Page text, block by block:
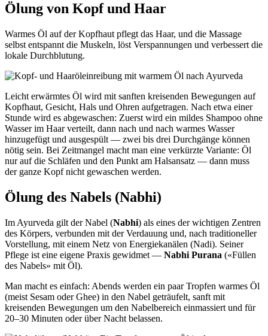
Ölung von Kopf und Haar
Warmes Öl auf der Kopfhaut pflegt das Haar, und die Massage
selbst entspannt die Muskeln, löst Verspannungen und verbessert die
lokale Durchblutung.
Leicht erwärmtes Öl wird mit sanften kreisenden Bewegungen auf
Kopfhaut, Gesicht, Hals und Ohren aufgetragen. Nach etwa einer
Stunde wird es abgewaschen: Zuerst wird ein mildes Shampoo ohne
Wasser im Haar verteilt, dann nach und nach warmes Wasser
hinzugefügt und ausgespült — zwei bis drei Durchgänge können
nötig sein. Bei Zeitmangel macht man eine verkürzte Variante: Öl
nur auf die Schläfen und den Punkt am Halsansatz — dann muss
der ganze Kopf nicht gewaschen werden.
Ölung des Nabels (Nabhi)
Im Ayurveda gilt der Nabel (Nabhi) als eines der wichtigen Zentren
des Körpers, verbunden mit der Verdauung und, nach traditioneller
Vorstellung, mit einem Netz von Energiekanälen (Nadi). Seiner
Pflege ist eine eigene Praxis gewidmet — Nabhi Purana («Füllen
des Nabels» mit Öl).
Man macht es einfach: Abends werden ein paar Tropfen warmes Öl
(meist Sesam oder Ghee) in den Nabel geträufelt, sanft mit
kreisenden Bewegungen um den Nabelbereich einmassiert und für
20–30 Minuten oder über Nacht belassen.